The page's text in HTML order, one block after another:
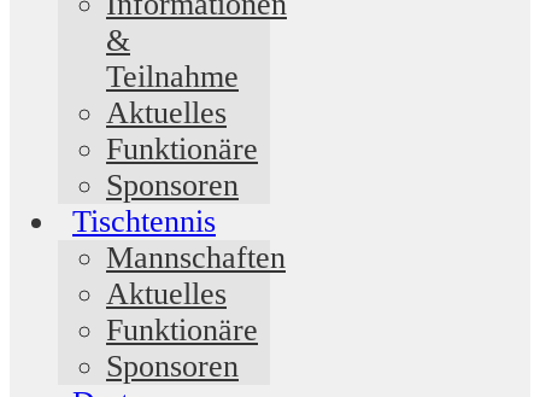
&
Teilnahme
Aktuelles
Funktionäre
Sponsoren
Tischtennis
Mannschaften
Aktuelles
Funktionäre
Sponsoren